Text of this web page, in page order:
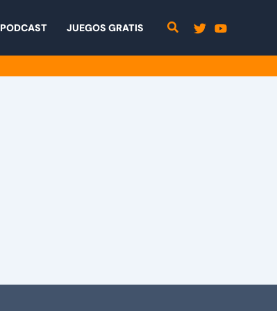
PODCAST JUEGOS GRATIS